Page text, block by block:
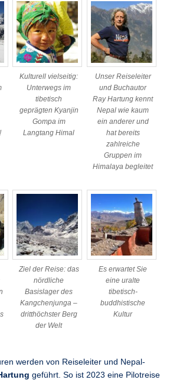
Kulturell vielseitig:
Unterwegs im
tibetisch
geprägten Kyanjin
Gompa im
Langtang Himal
Unser Reiseleiter
und Buchautor
Ray Hartung kennt
Nepal wie kaum
ein anderer und
hat bereits
zahlreiche
Gruppen im
Himalaya begleitet
Ziel der Reise: das
nördliche
Basislager des
Kangchenjunga –
dritthöchster Berg
der Welt
Es erwartet Sie
eine uralte
tibetisch-
buddhistische
Kultur
werden von Reiseleiter und Nepal-
geführt. So ist 2023 eine Pilotreise